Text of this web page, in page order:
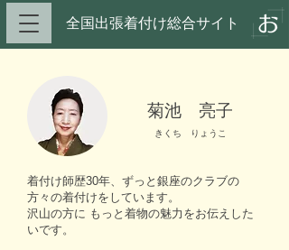
全国出張着付け総合サイト​
菊池 亮子
きくち りょうこ
着付け師歴30年、ずっと銀座のクラブの
方々の着付けをしています。
沢山の方に もっと着物の魅力をお伝えした
いです。